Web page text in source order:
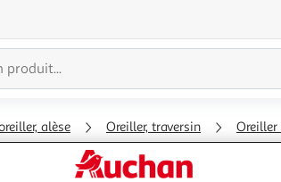
alèse Oreiller, traversin